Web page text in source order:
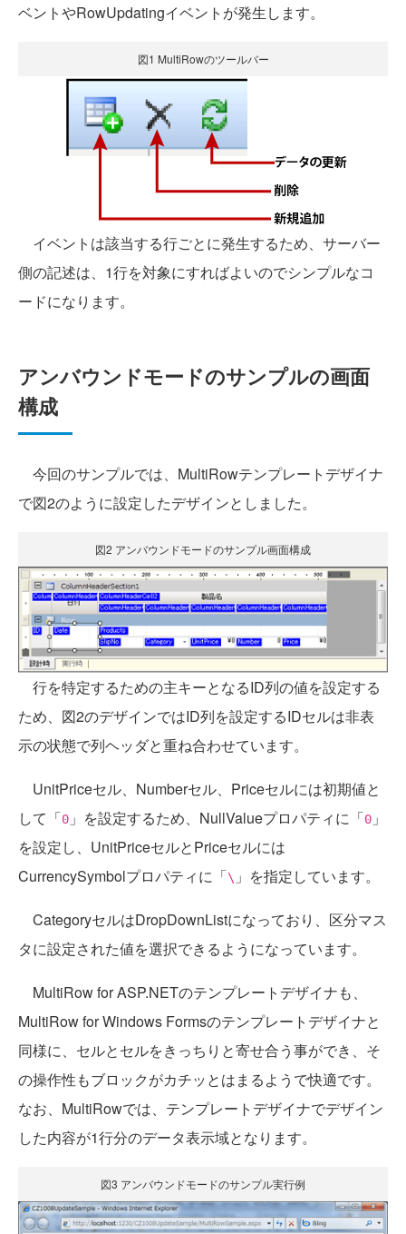
ベントやRowUpdatingイベントが発生します。
図1 MultiRowのツールバー
イベントは該当する行ごとに発生するため、サーバー
側の記述は、1行を対象にすればよいのでシンプルなコ
ードになります。
アンバウンドモードのサンプルの画面
構成
今回のサンプルでは、MultiRowテンプレートデザイナ
で図2のように設定したデザインとしました。
図2 アンバウンドモードのサンプル画面構成
行を特定するための主キーとなるID列の値を設定する
ため、図2のデザインではID列を設定するIDセルは非表
示の状態で列ヘッダと重ね合わせています。
UnitPriceセル、Numberセル、Priceセルには初期値と
して「0 」を設定するため、NullValueプロパティに「0 」
を設定し、UnitPriceセルとPriceセルには
CurrencySymbolプロパティに「\ 」を指定しています。
CategoryセルはDropDownListになっており、区分マス
タに設定された値を選択できるようになっています。
MultiRow for ASP.NETのテンプレートデザイナも、
MultiRow for Windows Formsのテンプレートデザイナと
同様に、セルとセルをきっちりと寄せ合う事ができ、そ
の操作性もブロックがカチッとはまるようで快適です。
なお、MultiRowでは、テンプレートデザイナでデザイン
した内容が1行分のデータ表示域となります。
図3 アンバウンドモードのサンプル実行例